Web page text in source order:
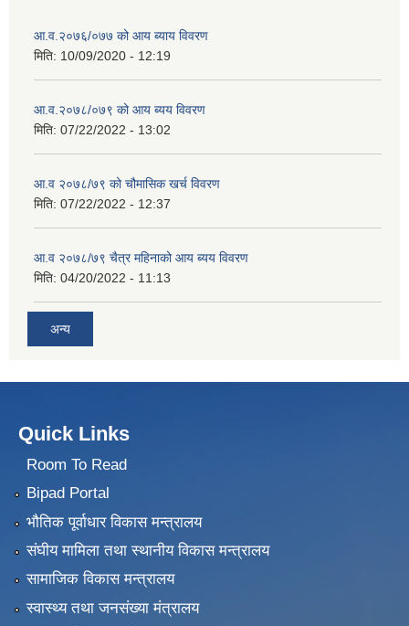
आ.व.२०७६/०७७ को आय ब्याय विवरण
मिति: 10/09/2020 - 12:19
आ.व.२०७८/०७९ को आय ब्यय विवरण
मिति: 07/22/2022 - 13:02
आ.व २०७८/७९ को चौमासिक खर्च विवरण
मिति: 07/22/2022 - 12:37
आ.व २०७८/७९ चैत्र महिनाको आय ब्यय विवरण
मिति: 04/20/2022 - 11:13
अन्य
Quick Links
Room To Read
Bipad Portal
भौतिक पूर्वाधार विकास मन्त्रालय
संघीय मामिला तथा स्थानीय विकास मन्त्रालय
सामाजिक विकास मन्त्रालय
स्वास्थ्य तथा जनसंख्या मंत्रालय